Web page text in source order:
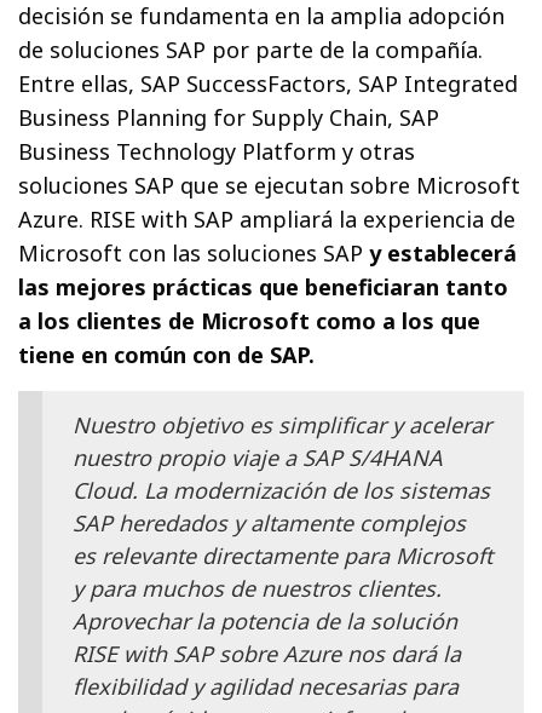
decisión se fundamenta en la amplia adopción
de soluciones SAP por parte de la compañía.
Entre ellas, SAP SuccessFactors, SAP Integrated
Business Planning for Supply Chain, SAP
Business Technology Platform y otras
soluciones SAP que se ejecutan sobre Microsoft
Azure. RISE with SAP ampliará la experiencia de
Microsoft con las soluciones SAPy establecerá
las mejores prácticas que beneficiaran tanto
a los clientes de Microsoft como a los que
tiene en común con de SAP.
Nuestro objetivo es simplificar y acelerar
nuestro propio viaje a SAP S/4HANA
Cloud. La modernización de los sistemas
SAP heredados y altamente complejos
es relevante directamente para Microsoft
y para muchos de nuestros clientes.
Aprovechar la potencia de la solución
RISE with SAP sobre Azure nos dará la
flexibilidad y agilidad necesarias para